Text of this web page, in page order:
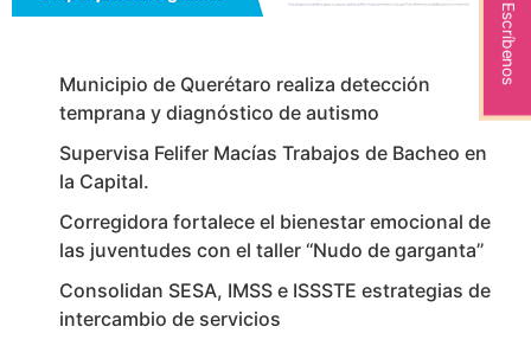
Municipio de Querétaro realiza detección
temprana y diagnóstico de autismo
Supervisa Felifer Macías Trabajos de Bacheo en
la Capital.
Corregidora fortalece el bienestar emocional de
las juventudes con el taller ‘‘Nudo de garganta’’
Consolidan SESA, IMSS e ISSSTE estrategias de
intercambio de servicios
Escríbenos